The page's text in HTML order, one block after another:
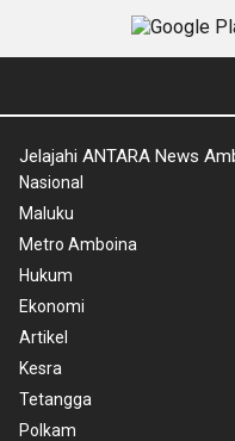
Jelajahi ANTARA News
Nasional
Maluku
Metro Amboina
Hukum
Ekonomi
Artikel
Kesra
Tetangga
Polkam